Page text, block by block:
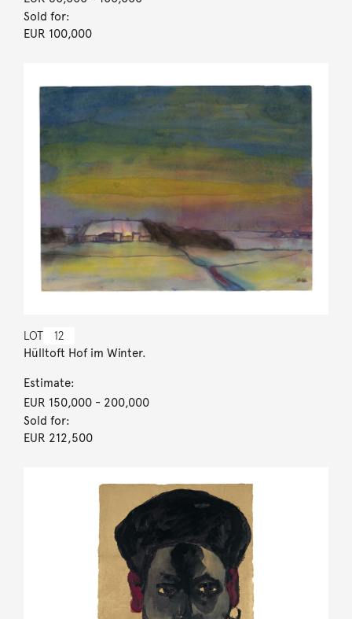
Sold for:
EUR 100,000
LOT 12
Hülltoft Hof im Winter.
Estimate:
EUR 150,000- 200,000
Sold for:
EUR 212,500